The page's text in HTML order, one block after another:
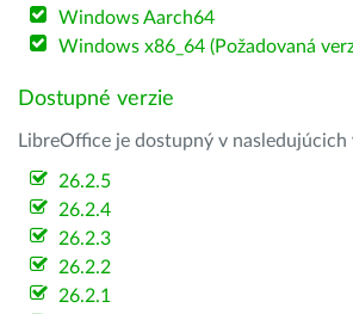
Windows Aarch64
Windows x86_64 (Požadovaná
Dostupné verzie
LibreOffice je dostupný v nasledujúcich
26.2.5
26.2.4
26.2.3
26.2.2
26.2.1